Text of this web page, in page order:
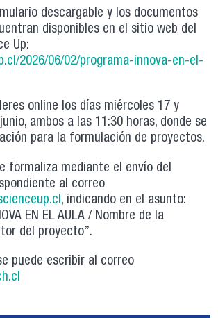
descargable y los documentos
disponibles en el sitio web del
Up:
2026/06/02/programa-innova-en-el-
online los días miércoles 17 y
ambos a las 11:30 horas, donde se
para la formulación de proyectos.
formaliza mediante el envío del
al correo
, indicando en el asunto:
EN EL AULA / Nombre de la
del proyecto”.
puede escribir al correo